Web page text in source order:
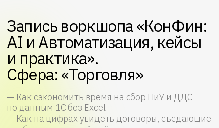
Запись воркшопа «КонФин:
AI и Автоматизация, кейсы
и практика».
Сфера: «Торговля»
— Как сэкономить время на сбор ПиУ и ДДС
по данным 1С без Excel
— Как на цифрах увидеть договоры, съедающие
прибыль: реальный кейс
— Как при внедрении автоматизации разделить
роли бухгалтера и финансового директора
— Как принимать управленческие решения
по дашбордам